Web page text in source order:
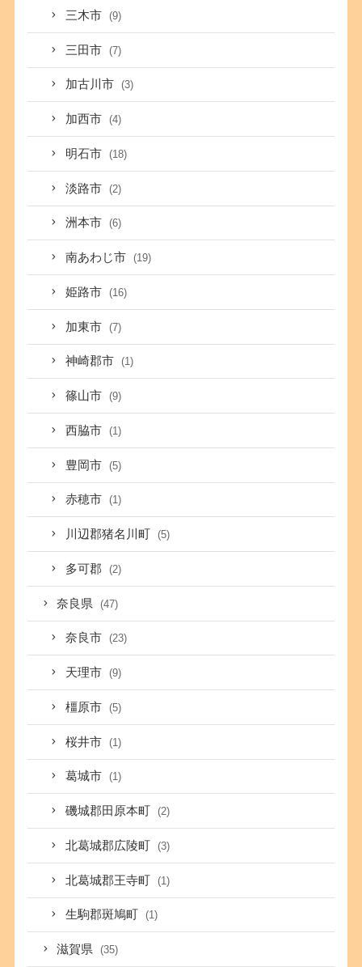
三木市 (9)
三田市 (7)
加古川市 (3)
加西市 (4)
明石市 (18)
淡路市 (2)
洲本市 (6)
南あわじ市 (19)
姫路市 (16)
加東市 (7)
神崎郡市 (1)
篠山市 (9)
西脇市 (1)
豊岡市 (5)
赤穂市 (1)
川辺郡猪名川町 (5)
多可郡 (2)
奈良県 (47)
奈良市 (23)
天理市 (9)
橿原市 (5)
桜井市 (1)
葛城市 (1)
磯城郡田原本町 (2)
北葛城郡広陵町 (3)
北葛城郡王寺町 (1)
生駒郡斑鳩町 (1)
滋賀県 (35)